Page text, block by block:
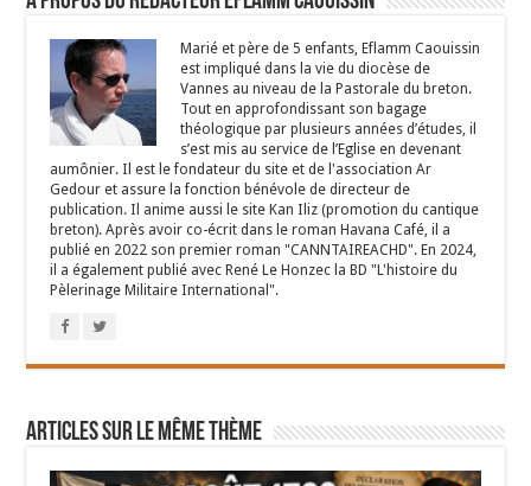
Marié et père de 5 enfants, Eflamm Caouissin
est impliqué dans la vie du diocèse de
Vannes au niveau de la Pastorale du breton.
Tout en approfondissant son bagage
théologique par plusieurs années d’études, il
s’est mis au service de l’Eglise en devenant
aumônier. Il est le fondateur du site et de l'association Ar
Gedour et assure la fonction bénévole de directeur de
publication. Il anime aussi le site Kan Iliz (promotion du cantique
breton). Après avoir co-écrit dans le roman Havana Café, il a
publié en 2022 son premier roman "CANNTAIREACHD". En 2024,
il a également publié avec René Le Honzec la BD "L'histoire du
Pèlerinage Militaire International".
Articles sur le même thème